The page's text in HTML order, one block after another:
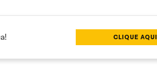
CLIQUE AQUI